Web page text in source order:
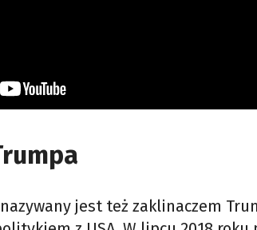
jest też zaklinaczem